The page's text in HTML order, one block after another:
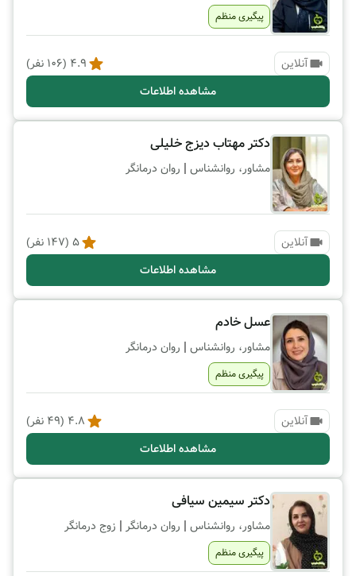
پیگیری منظم
آنلاین 4.9
(
106 نفر)
مشاهده اطلاعات
دکتر مهتاب دیزج خلیلی
مشاور، روانشناس | روان درمانگر
آنلاین 5
(
147 نفر)
مشاهده اطلاعات
عسل خادم
مشاور، روانشناس | روان درمانگر
پیگیری منظم
آنلاین 4.8
(
49 نفر)
مشاهده اطلاعات
دکتر سیمین سیافی
مشاور، روانشناس | روان درمانگر | زوج درمانگر
پیگیری منظم